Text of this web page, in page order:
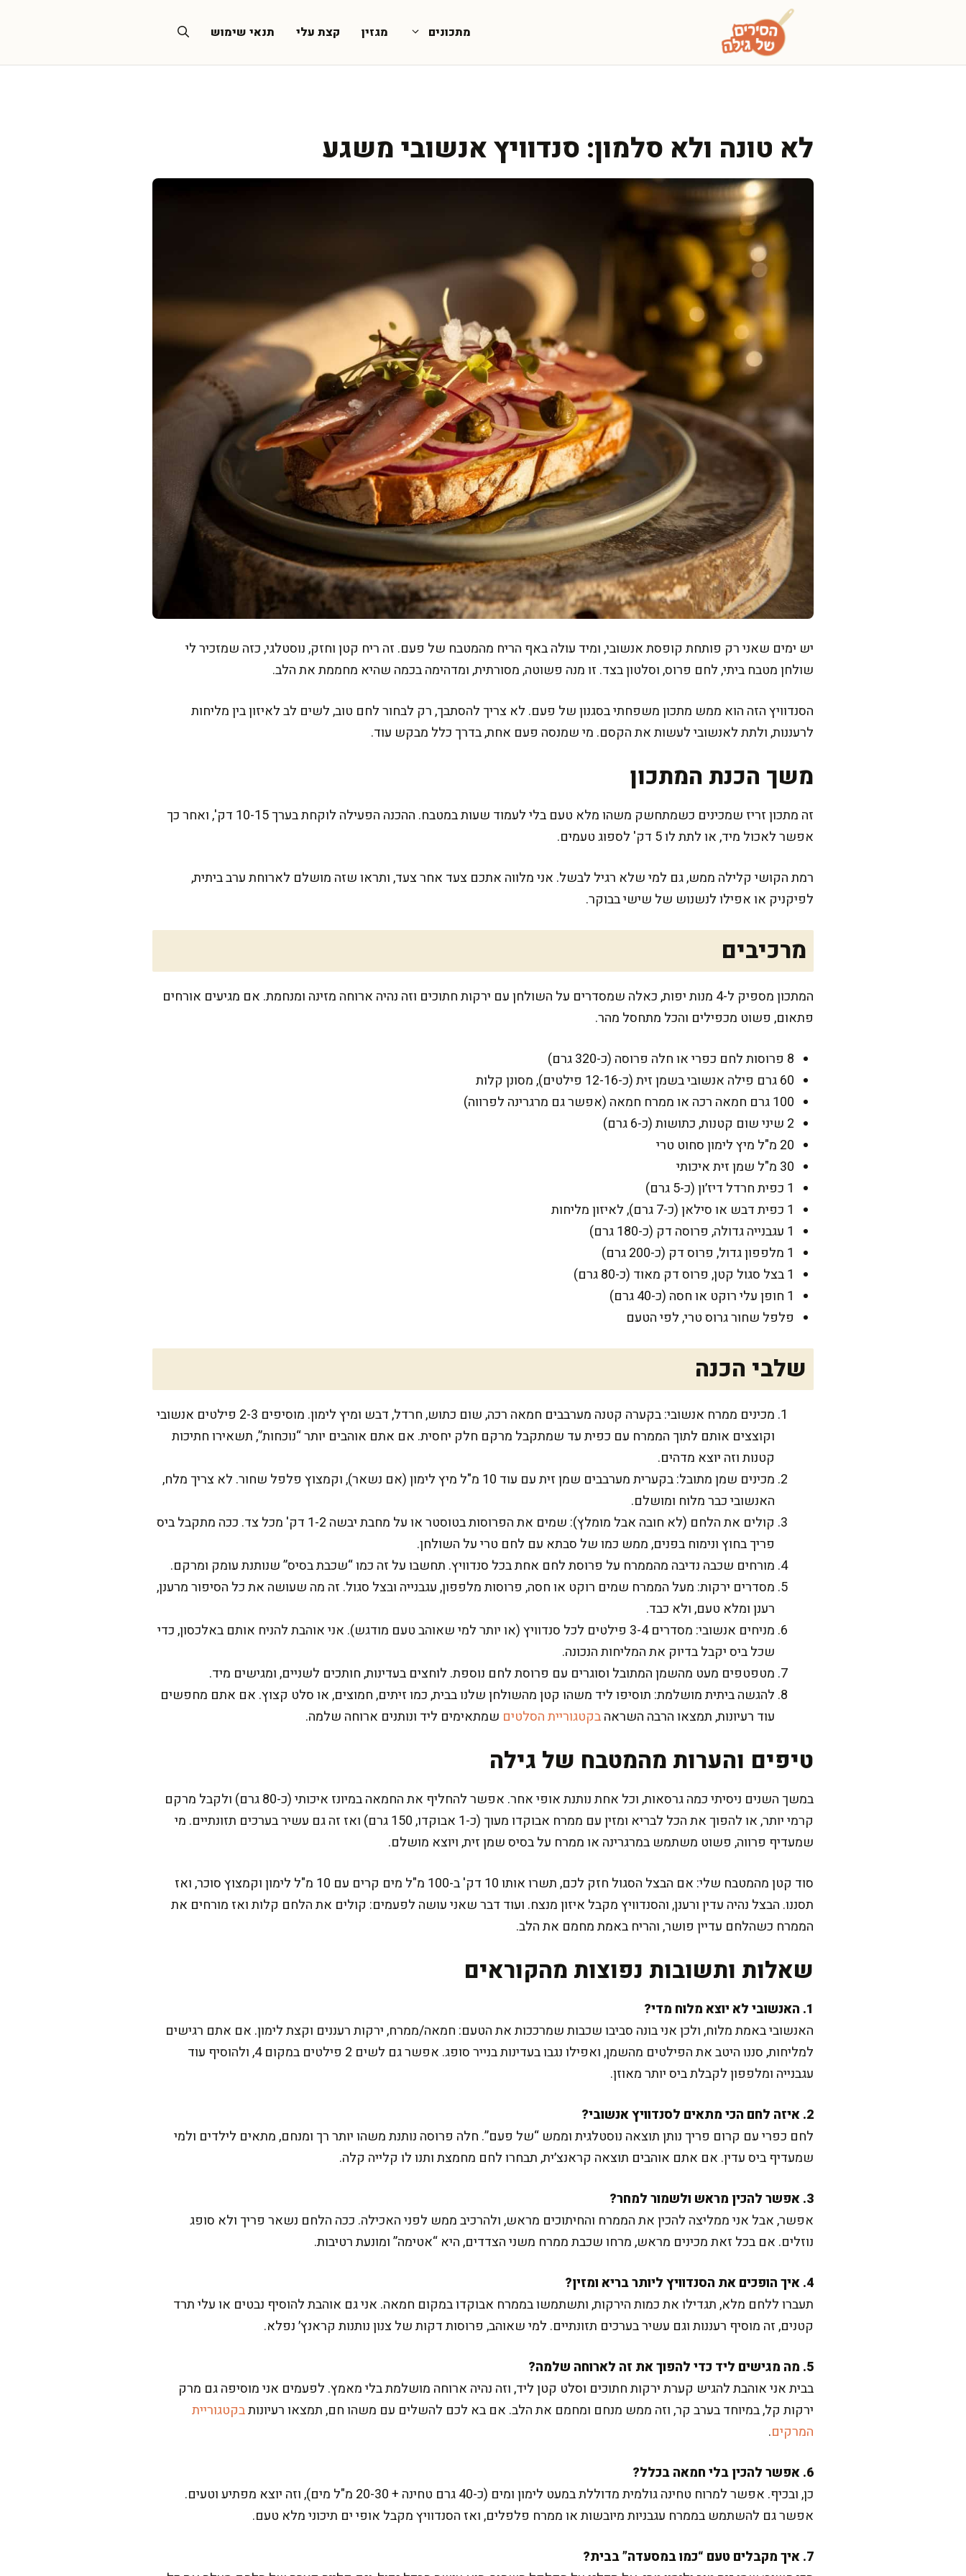
מתכונים מגזין קצת עלי תנאי שימוש
לא טונה ולא סלמון: סנדוויץ אנשובי משגע
יש ימים שאני רק פותחת קופסת אנשובי, ומיד עולה באף הריח מהמטבח של פעם. זה ריח קטן וחזק, נוסטלגי, כזה שמזכיר לי
שולחן מטבח ביתי, לחם פרוס, וסלטון בצד. זו מנה פשוטה, מסורתית, ומדהימה בכמה שהיא מחממת את הלב.
הסנדוויץ הזה הוא ממש מתכון משפחתי בסגנון של פעם. לא צריך להסתבך, רק לבחור לחם טוב, לשים לב לאיזון בין מליחות
לרעננות, ולתת לאנשובי לעשות את הקסם. מי שמנסה פעם אחת, בדרך כלל מבקש עוד.
משך הכנת המתכון
זה מתכון זריז שמכינים כשמתחשק משהו מלא טעם בלי לעמוד שעות במטבח. ההכנה הפעילה לוקחת בערך 10-15 דק', ואחר כך
אפשר לאכול מיד, או לתת לו 5 דק' לספוג טעמים.
רמת הקושי קלילה ממש, גם למי שלא רגיל לבשל. אני מלווה אתכם צעד אחר צעד, ותראו שזה מושלם לארוחת ערב ביתית,
לפיקניק או אפילו לנשנוש של שישי בבוקר.
מרכיבים
המתכון מספיק ל-4 מנות יפות, כאלה שמסדרים על השולחן עם ירקות חתוכים וזה נהיה ארוחה מזינה ומנחמת. אם מגיעים אורחים
פתאום, פשוט מכפילים והכל מתחסל מהר.
8 פרוסות לחם כפרי או חלה פרוסה (כ-320 גרם)
60 גרם פילה אנשובי בשמן זית (כ-12-16 פילטים), מסונן קלות
100 גרם חמאה רכה או ממרח חמאה (אפשר גם מרגרינה לפרווה)
2 שיני שום קטנות, כתושות (כ-6 גרם)
20 מ"ל מיץ לימון סחוט טרי
30 מ"ל שמן זית איכותי
1 כפית חרדל דיז׳ון (כ-5 גרם)
1 כפית דבש או סילאן (כ-7 גרם), לאיזון מליחות
1 עגבנייה גדולה, פרוסה דק (כ-180 גרם)
1 מלפפון גדול, פרוס דק (כ-200 גרם)
1 בצל סגול קטן, פרוס דק מאוד (כ-80 גרם)
1 חופן עלי רוקט או חסה (כ-40 גרם)
פלפל שחור גרוס טרי, לפי הטעם
שלבי הכנה
מכינים ממרח אנשובי: בקערה קטנה מערבבים חמאה רכה, שום כתוש, חרדל, דבש ומיץ לימון. מוסיפים 2-3 פילטים אנשובי
וקוצצים אותם לתוך הממרח עם כפית עד שמתקבל מרקם חלק יחסית. אם אתם אוהבים יותר “נוכחות”, תשאירו חתיכות
קטנות וזה יוצא מדהים.
מכינים שמן מתובל: בקערית מערבבים שמן זית עם עוד 10 מ"ל מיץ לימון (אם נשאר), וקמצוץ פלפל שחור. לא צריך מלח,
האנשובי כבר מלוח ומושלם.
קולים את הלחם (לא חובה אבל מומלץ): שמים את הפרוסות בטוסטר או על מחבת יבשה 1-2 דק' מכל צד. ככה מתקבל ביס
פריך בחוץ ונימוח בפנים, ממש כמו של סבתא עם לחם טרי על השולחן.
מורחים שכבה נדיבה מהממרח על פרוסת לחם אחת בכל סנדוויץ. תחשבו על זה כמו “שכבת בסיס” שנותנת עומק ומרקם.
מסדרים ירקות: מעל הממרח שמים רוקט או חסה, פרוסות מלפפון, עגבנייה ובצל סגול. זה מה שעושה את כל הסיפור מרענן,
רענן ומלא טעם, ולא כבד.
מניחים אנשובי: מסדרים 3-4 פילטים לכל סנדוויץ (או יותר למי שאוהב טעם מודגש). אני אוהבת להניח אותם באלכסון, כדי
שכל ביס יקבל בדיוק את המליחות הנכונה.
מטפטפים מעט מהשמן המתובל וסוגרים עם פרוסת לחם נוספת. לוחצים בעדינות, חותכים לשניים, ומגישים מיד.
להגשה ביתית מושלמת: תוסיפו ליד משהו קטן מהשולחן שלנו בבית, כמו זיתים, חמוצים, או סלט קצוץ. אם אתם מחפשים
עוד רעיונות, תמצאו הרבה השראהבקטגוריית הסלטים שמתאימים ליד ונותנים ארוחה שלמה.
טיפים והערות מהמטבח של גילה
במשך השנים ניסיתי כמה גרסאות, וכל אחת נותנת אופי אחר. אפשר להחליף את החמאה במיונז איכותי (כ-80 גרם) ולקבל מרקם
קרמי יותר, או להפוך את הכל לבריא ומזין עם ממרח אבוקדו מעוך (כ-1 אבוקדו, 150 גרם) ואז זה גם עשיר בערכים תזונתיים. מי
שמעדיף פרווה, פשוט משתמש במרגרינה או ממרח על בסיס שמן זית, ויוצא מושלם.
סוד קטן מהמטבח שלי: אם הבצל הסגול חזק לכם, תשרו אותו 10 דק' ב-100 מ"ל מים קרים עם 10 מ"ל לימון וקמצוץ סוכר, ואז
תסננו. הבצל נהיה עדין ורענן, והסנדוויץ מקבל איזון מנצח. ועוד דבר שאני עושה לפעמים: קולים את הלחם קלות ואז מורחים את
הממרח כשהלחם עדיין פושר, והריח באמת מחמם את הלב.
שאלות ותשובות נפוצות מהקוראים
1. האנשובי לא יוצא מלוח מדי?
האנשובי באמת מלוח, ולכן אני בונה סביבו שכבות שמרככות את הטעם: חמאה/ממרח, ירקות רעננים וקצת לימון. אם אתם רגישים
למליחות, סננו היטב את הפילטים מהשמן, ואפילו נגבו בעדינות בנייר סופג. אפשר גם לשים 2 פילטים במקום 4, ולהוסיף עוד
עגבנייה ומלפפון לקבלת ביס יותר מאוזן.
2. איזה לחם הכי מתאים לסנדוויץ אנשובי?
לחם כפרי עם קרום פריך נותן תוצאה נוסטלגית וממש “של פעם”. חלה פרוסה נותנת משהו יותר רך ומנחם, מתאים לילדים ולמי
שמעדיף ביס עדין. אם אתם אוהבים תוצאה קראנצ׳ית, תבחרו לחם מחמצת ותנו לו קלייה קלה.
3. אפשר להכין מראש ולשמור למחר?
אפשר, אבל אני ממליצה להכין את הממרח והחיתוכים מראש, ולהרכיב ממש לפני האכילה. ככה הלחם נשאר פריך ולא סופג
נוזלים. אם בכל זאת מכינים מראש, מרחו שכבת ממרח משני הצדדים, היא “אטימה” ומונעת רטיבות.
4. איך הופכים את הסנדוויץ ליותר בריא ומזין?
תעברו ללחם מלא, תגדילו את כמות הירקות, ותשתמשו בממרח אבוקדו במקום חמאה. אני גם אוהבת להוסיף נבטים או עלי תרד
קטנים, זה מוסיף רעננות וגם עשיר בערכים תזונתיים. למי שאוהב, פרוסות דקות של צנון נותנות קראנץ׳ נפלא.
5. מה מגישים ליד כדי להפוך את זה לארוחה שלמה?
בבית אני אוהבת להגיש קערת ירקות חתוכים וסלט קטן ליד, וזה נהיה ארוחה מושלמת בלי מאמץ. לפעמים אני מוסיפה גם מרק
ירקות קל, במיוחד בערב קר, וזה ממש מנחם ומחמם את הלב. אם בא לכם להשלים עם משהו חם, תמצאו רעיונותבקטגוריית
המרקים.
6. אפשר להכין בלי חמאה בכלל?
כן, ובכיף. אפשר למרוח טחינה גולמית מדוללת במעט לימון ומים (כ-40 גרם טחינה + 20-30 מ"ל מים), וזה יוצא מפתיע וטעים.
אפשר גם להשתמש בממרח עגבניות מיובשות או ממרח פלפלים, ואז הסנדוויץ מקבל אופי ים תיכוני מלא טעם.
7. איך מקבלים טעם “כמו במסעדה” בבית?